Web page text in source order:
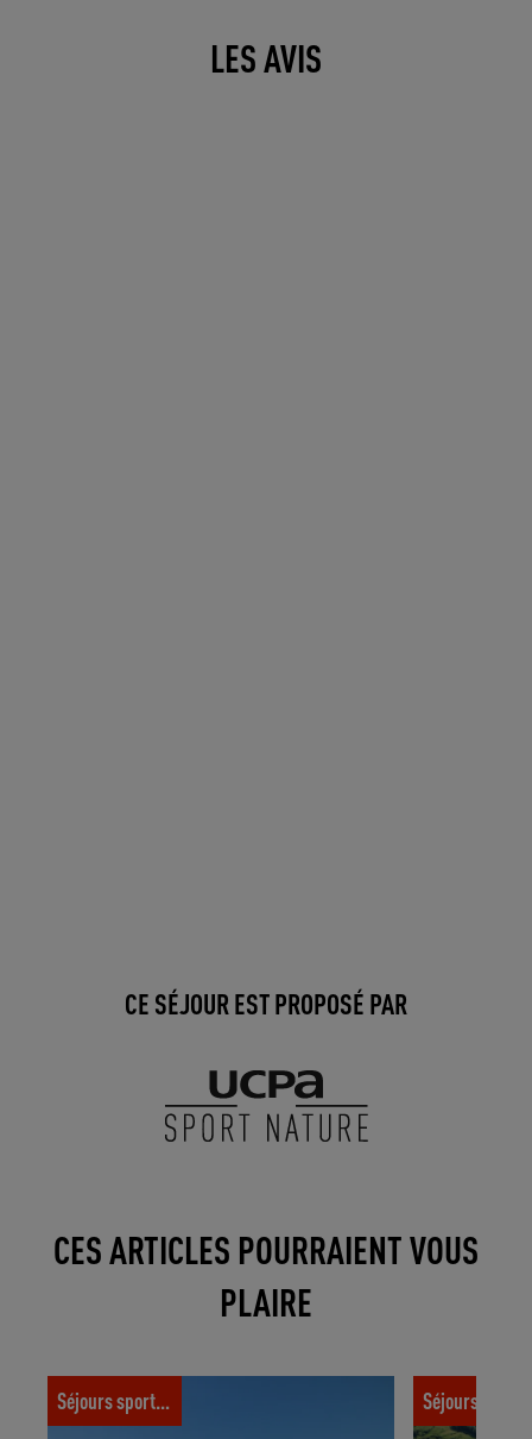
LES AVIS
CE SÉJOUR EST PROPOSÉ PAR
CES ARTICLES POURRAIENT VOUS
PLAIRE
Les 10 spots de kitesurf incontournables
en France
Séjours sportifs Tuto